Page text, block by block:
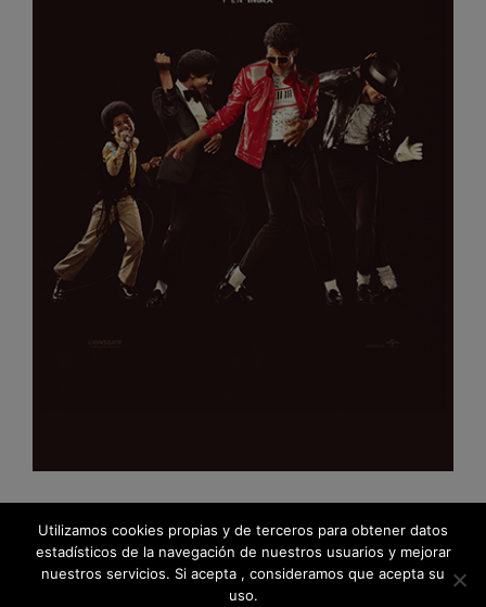
Utilizamos cookies propias y de terceros para obtener datos
estadísticos de la navegación de nuestros usuarios y mejorar
nuestros servicios. Si acepta , consideramos que acepta su
uso.